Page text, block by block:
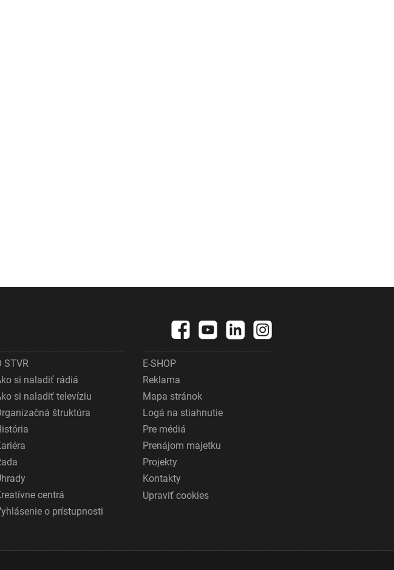
STVR
si naladiť rádiá
si naladiť televíziu
štruktúra
centrá
o prístupnosti
E-SHOP
Reklama
Mapa stránok
Logá na stiahnutie
Pre médiá
Prenájom majetku
Projekty
Kontakty
Upraviť cookies